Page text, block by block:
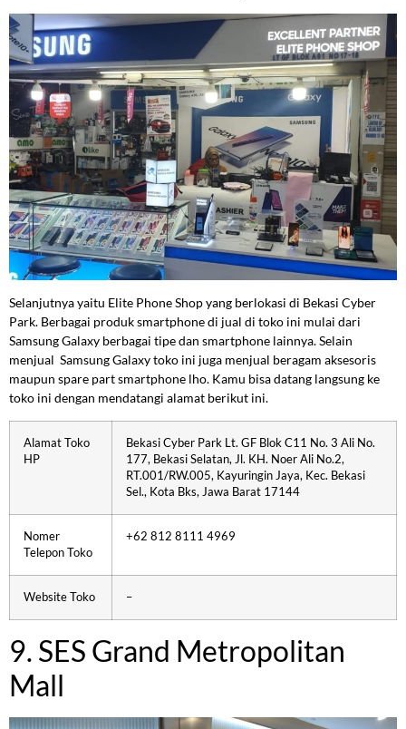
Selanjutnya yaitu Elite Phone Shop yang berlokasi di Bekasi Cyber
Park. Berbagai produk smartphone di jual di toko ini mulai dari
Samsung Galaxy berbagai tipe dan smartphone lainnya. Selain
menjual Samsung Galaxy toko ini juga menjual beragam aksesoris
maupun spare part smartphone lho. Kamu bisa datang langsung ke
toko ini dengan mendatangi alamat berikut ini.
Alamat Toko
HP
Bekasi Cyber Park Lt. GF Blok C11 No. 3 Ali No.
177, Bekasi Selatan, Jl. KH. Noer Ali No.2,
RT.001/RW.005, Kayuringin Jaya, Kec. Bekasi
Sel., Kota Bks, Jawa Barat 17144
Nomer
Telepon Toko
+62 812 8111 4969
Website Toko –
9. SES Grand Metropolitan
Mall